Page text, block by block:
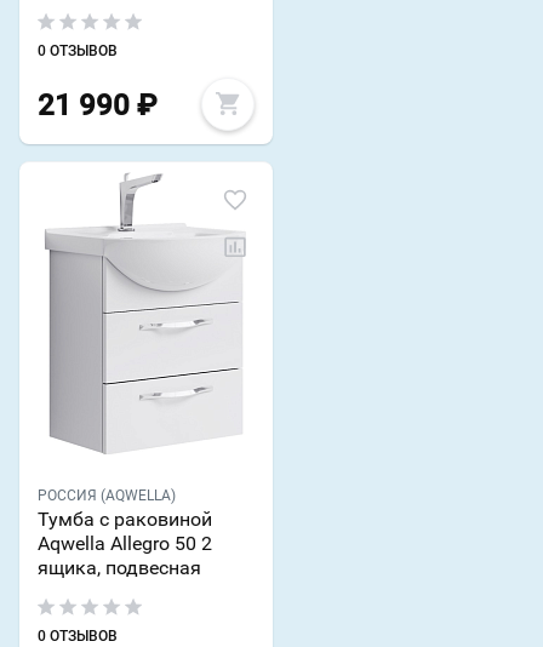
0 ОТЗЫВОВ
21 990 ₽
РОССИЯ (AQWELLA)
Тумба с раковиной
Aqwella Allegro 50 2
ящика, подвесная
0 ОТЗЫВОВ